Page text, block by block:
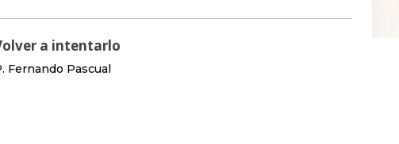
a intentarlo
Fernando Pascual